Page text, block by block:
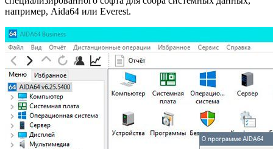
например, Aida64 или Everest.